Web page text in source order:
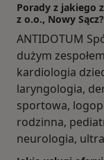
Porady z jakiego
z o.o., Nowy Sącz?
ANTIDOTUM
dużym
kardiologia
laryngologia,
sportowa,
rodzinna,
neurologia,